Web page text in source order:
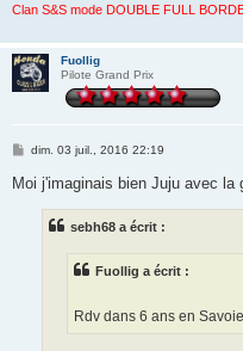
Clan S&S mode DOUBLE FULL
Fuollig
Pilote Grand Prix
M
s
dim. 03 juil., 2016 22:19
Moi j'imaginais bien Juju avec la
sebh68 a écrit :
Fuollig a écrit :
Rdv dans 6 ans en Savoie